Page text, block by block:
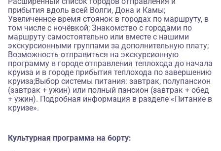
прибытия вдоль всей Волги, Дона и Камы;
Увеличенное время стоянок в городах по маршруту, в
том числе с ночёвкой; Знакомство с городами по
маршруту самостоятельно или вместе с нашими
экскурсионными группами за дополнительную плату;
Возможность отправиться на экскурсионную
программу в городе отправления теплохода до начала
круиза и в городе прибытия теплохода по завершению
круиза;Выбор системы питания: завтрак, полупансион
(завтрак + ужин) или полный пансион (завтрак + обед
+ ужин). Подробная информация в разделе «Питание в
круизе».
Культурная программа на борту: